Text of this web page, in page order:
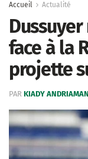
Accueil Actualité
face à la
projette
PAR KIADY